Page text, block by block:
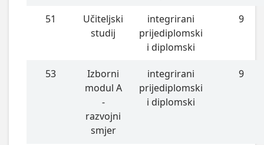
51
Učiteljski
studij
integrirani
prijediplomski
i diplomski
9
53
Izborni
modul A
-
razvojni
smjer
integrirani
prijediplomski
i diplomski
9